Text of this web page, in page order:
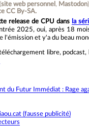
(site web personnel , Mastodon)
CC By‑SA.
release de CPU dans la
2025, oui, après 18
l'émission et y'a du beau
libre,
du Futur Immédiat : Rage
(fausse publicité)